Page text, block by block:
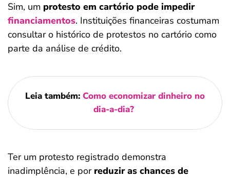
Sim, um protesto em cartório pode impedir
financiamentos. Instituições financeiras costumam
consultar o histórico de protestos no cartório como
parte da análise de crédito.
Leia também: Como economizar dinheiro no
dia-a-dia?
Ter um protesto registrado demonstra
inadimplência, e por reduzir as chances de